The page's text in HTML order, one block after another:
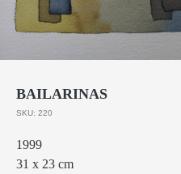
BAILARINAS
SKU: 220
1999
31 х 23 cm